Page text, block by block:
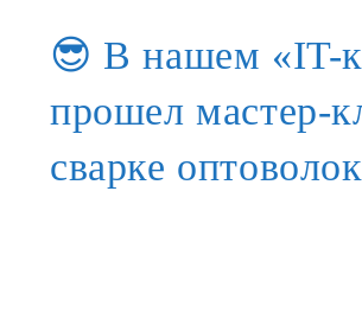
😎 В нашем «IT-
прошел мастер-
сварке